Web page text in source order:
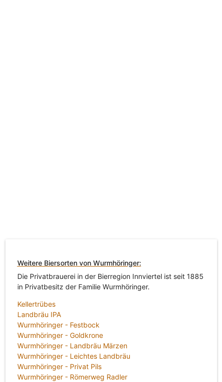
Weitere Biersorten von Wurmhöringer:
Die Privatbrauerei in der Bierregion Innviertel ist seit 1885
in Privatbesitz der Familie Wurmhöringer.
Kellertrübes
Landbräu IPA
Wurmhöringer - Festbock
Wurmhöringer - Goldkrone
Wurmhöringer - Landbräu Märzen
Wurmhöringer - Leichtes Landbräu
Wurmhöringer - Privat Pils
Wurmhöringer - Römerweg Radler